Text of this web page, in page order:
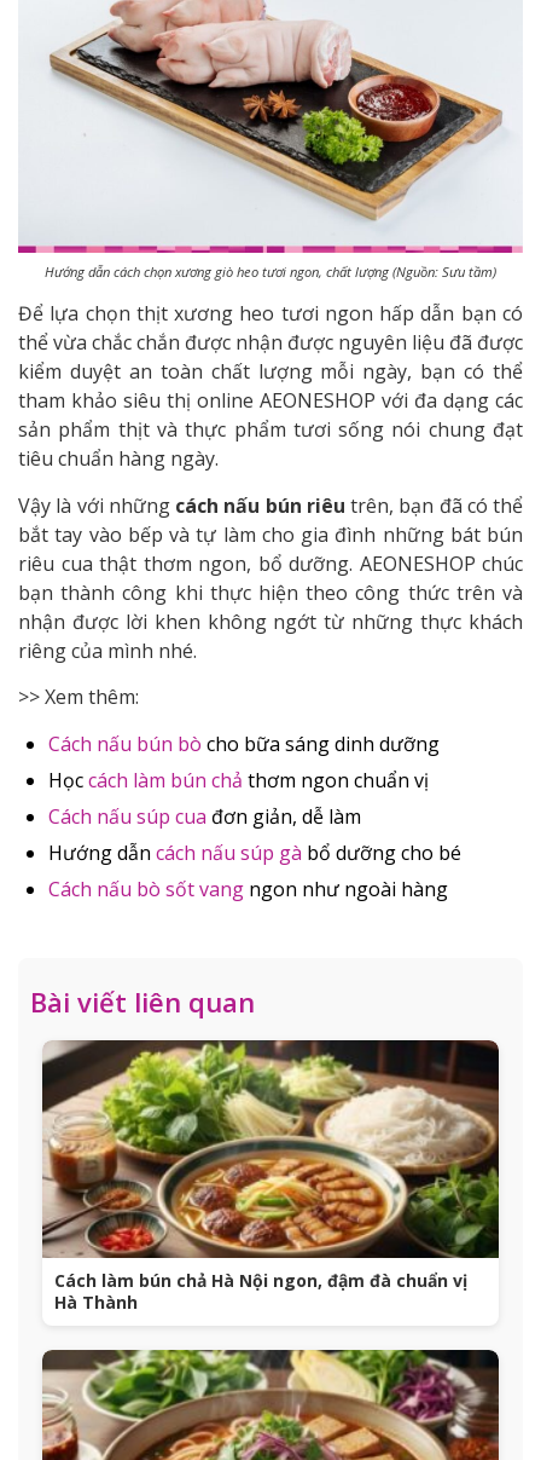
Hướng dẫn cách chọn xương giò heo tươi ngon, chất lượng (Nguồn: Sưu tầm)
Để lựa chọn thịt xương heo tươi ngon hấp dẫn bạn có
thể vừa chắc chắn được nhận được nguyên liệu đã được
kiểm duyệt an toàn chất lượng mỗi ngày, bạn có thể
tham khảo siêu thị online AEONESHOP với đa dạng các
sản phẩm thịt và thực phẩm tươi sống nói chung đạt
tiêu chuẩn hàng ngày.
Vậy là với những cách nấu bún riêu trên, bạn đã có thể
bắt tay vào bếp và tự làm cho gia đình những bát bún
riêu cua thật thơm ngon, bổ dưỡng. AEONESHOP chúc
bạn thành công khi thực hiện theo công thức trên và
nhận được lời khen không ngớt từ những thực khách
riêng của mình nhé.
>> Xem thêm:
Cách nấu bún bò cho bữa sáng dinh dưỡng
Họccách làm bún chả thơm ngon chuẩn vị
Cách nấu súp cua đơn giản, dễ làm
Hướng dẫn cách nấu súp gà bổ dưỡng cho bé
Cách nấu bò sốt vang ngon như ngoài hàng
Bài viết liên quan
Cách làm bún chả Hà Nội ngon, đậm đà chuẩn vị
Hà Thành